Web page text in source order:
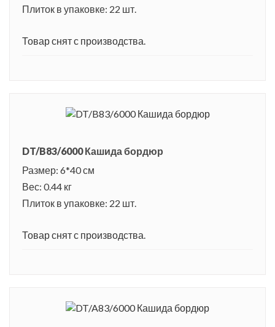
Плиток в упаковке: 22 шт.
Товар снят с производства.
DT/B83/6000 Кашида бордюр
Размер: 6*40 см
Вес: 0.44 кг
Плиток в упаковке: 22 шт.
Товар снят с производства.